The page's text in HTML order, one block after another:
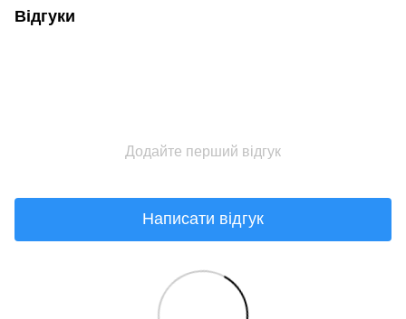
Відгуки
Додайте перший відгук
Написати відгук